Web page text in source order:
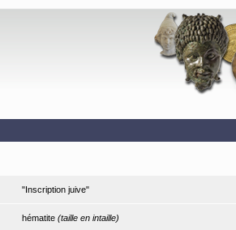
"Inscription juive"
hématite (taille en intaille)